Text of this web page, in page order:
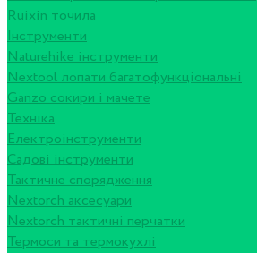
Ruixin точила
Інструменти
Naturehike інструменти
Nextool лопати багатофункціональні
Ganzo сокири і мачете
Техніка
Електроінструменти
Садові інструменти
Тактичне спорядження
Nextorch аксесуари
Nextorch тактичні перчатки
Термоси та термокухлі